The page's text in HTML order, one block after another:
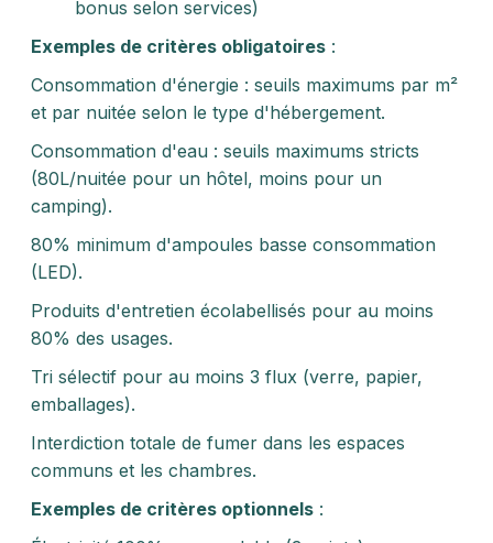
bonus selon services)
Exemples de critères obligatoires :
Consommation d'énergie : seuils maximums par m²
et par nuitée selon le type d'hébergement.
Consommation d'eau : seuils maximums stricts
(80L/nuitée pour un hôtel, moins pour un
camping).
80% minimum d'ampoules basse consommation
(LED).
Produits d'entretien écolabellisés pour au moins
80% des usages.
Tri sélectif pour au moins 3 flux (verre, papier,
emballages).
Interdiction totale de fumer dans les espaces
communs et les chambres.
Exemples de critères optionnels :